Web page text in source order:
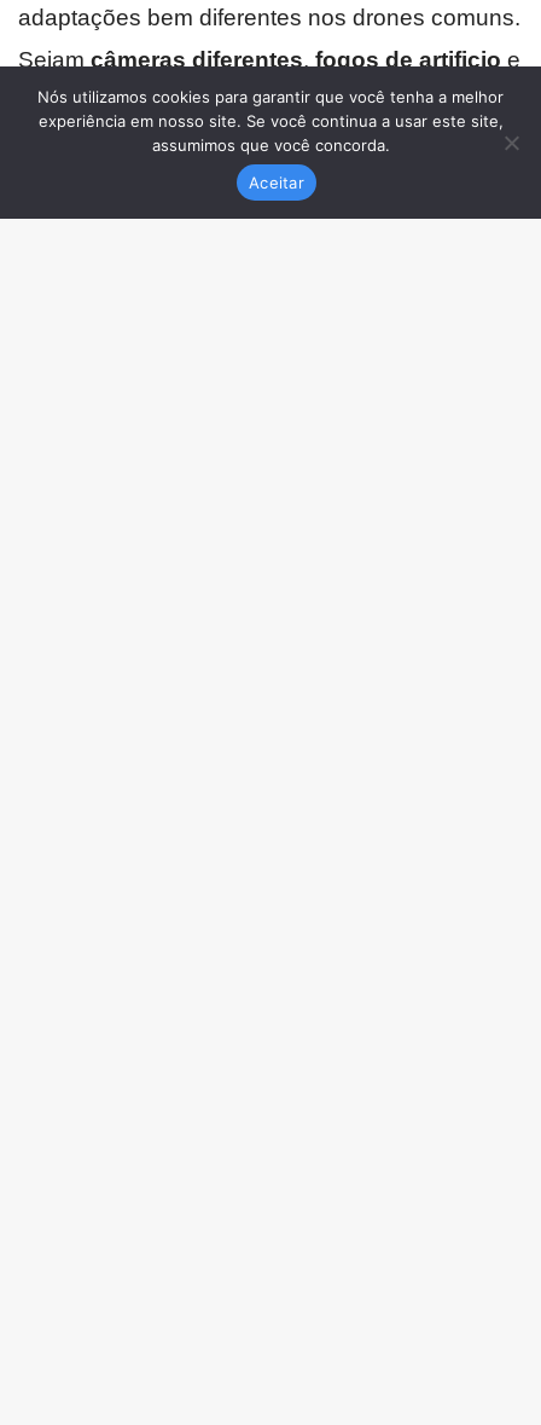
Nós utilizamos cookies para garantir que você tenha a melhor
experiência em nosso site. Se você continua a usar este site,
assumimos que você concorda.
Aceitar